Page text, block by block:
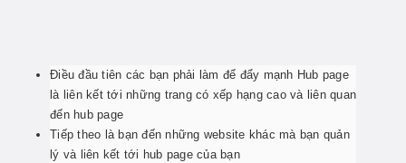
Điều đầu tiên các bạn phải làm để đẩy mạnh Hub page
là liên kết tới những trang có xếp hạng cao và liên quan
đến hub page
Tiếp theo là bạn đến những website khác mà bạn quản
lý và liên kết tới hub page của bạn